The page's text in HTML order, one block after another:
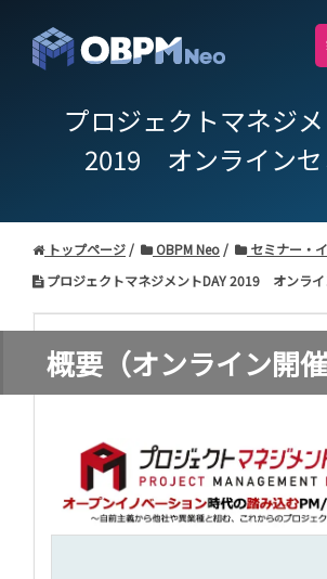
プロジェクトマネジ
2019 オンラインセ
トップページ OBPM Neo
セミナー・
プロジェクトマネジメントDAY 2019 オンライ
概要（オンライン開催